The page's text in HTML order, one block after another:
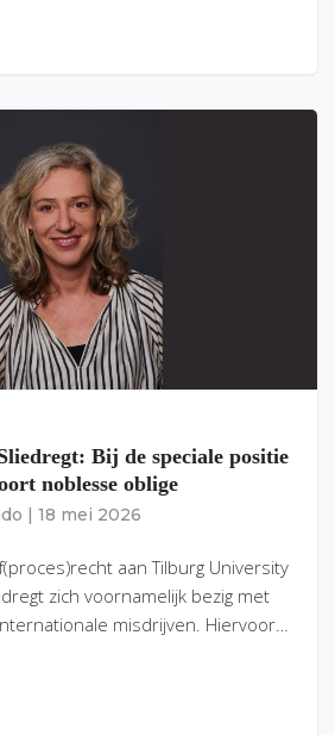
Bij de speciale positie
noblesse oblige
18 mei 2026
aan Tilburg University
zich voornamelijk bezig met
misdrijven. Hiervoor…